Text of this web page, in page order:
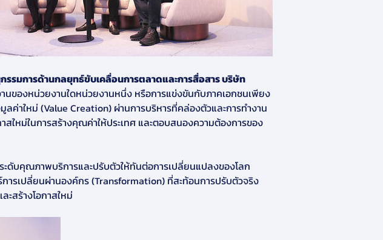
รรมการด้านกลยุทธ์ขับเคลื่อนการตลาดและการสื่อสาร บริษัท
านของหน่วยงานใดหน่วยงานหนึ่ง หรือการแข่งขันกับภาคเอกชนเพียง
ค่าใหม่ (Value Creation) ผ่านการบริหารที่คล่องตัวและการทำงาน
หม่ในการสร้างคุณค่าให้ประเทศ และตอบสนองความต้องการของ
ดับคุณภาพบริการและปรับตัวให้ทันต่อการเปลี่ยนแปลงของโลก
รเปลี่ยนผ่านองค์กร (Transformation) ที่สะท้อนการปรับตัวจริง
ะสร้างโอกาสใหม่